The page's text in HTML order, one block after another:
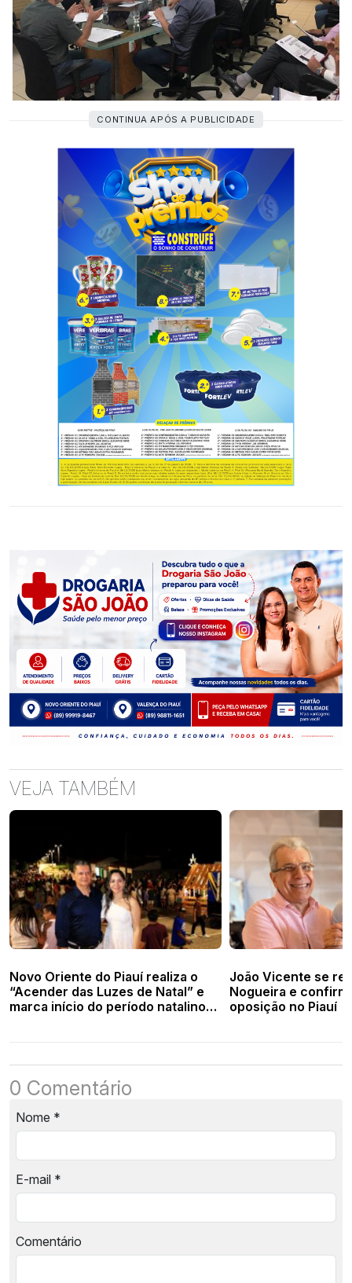
CONTINUA APÓS A PUBLICIDADE
VEJA TAMBÉM
Novo Oriente do Piauí realiza o
“Acender das Luzes de Natal” e
marca início do período natalino
João Vicente se
Nogueira e
oposição no Piauí
0 Comentário
Nome *
E-mail *
Comentário